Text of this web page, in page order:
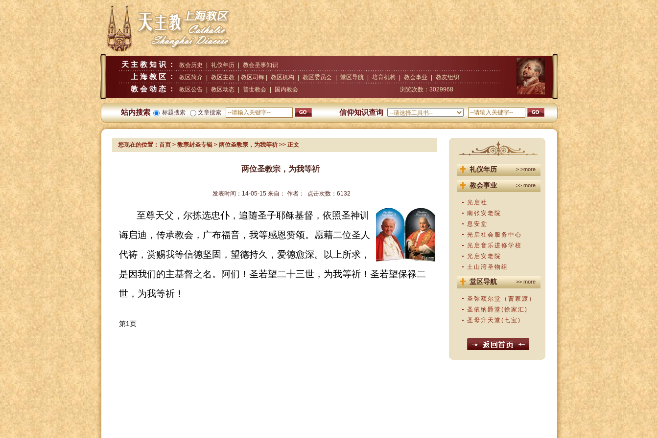
天主教知识： 教会历史 礼仪年历 教会圣事知识
上海教区： 教区简介 教区主教 | 教区司铎 | 教区机构 教区委员会 堂区导航 培育机构 教会事业 教友组织
教会动态： 教区公告 教区动态 普世教会 国内教会 浏览次数： 3029968
站内搜索 标题搜索 文章搜索 信仰知识查询
您现在的位置： 首页> 教宗封圣专辑> 两位圣教宗，为我等祈>> 正文
两位圣教宗，为我等祈
发表时间： 14-05-15来自： 作者： 点击次数： 6132
至尊天父，尔拣选忠仆，追随圣子耶稣基督，依照圣神训
诲启迪，传承教会，广布福音，我等感恩赞颂。愿藉二位圣人
代祷，赏赐我等信德坚固，望德持久，爱德愈深。以上所求，
是因我们的主基督之名。阿们！圣若望二十三世，为我等祈！圣若望保禄二
世，为我等祈！
第1页
礼仪年历 > >more
教会事业 >> more
光启社
南张安老院
息安堂
光启社会服务中心
光启音乐进修学校
光启安老院
土山湾圣物组
堂区导航 >> more
圣弥额尔堂（曹家渡）
圣依纳爵堂(徐家汇)
圣母升天堂(七宝)